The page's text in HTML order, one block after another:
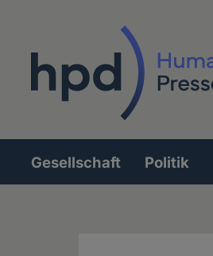
Hauptnavigation
Gesellschaft Politik